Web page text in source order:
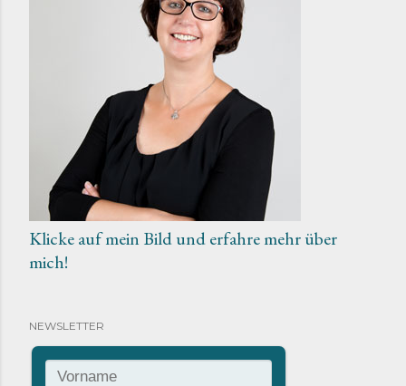
Klicke auf mein Bild und erfahre mehr über
mich!
NEWSLETTER